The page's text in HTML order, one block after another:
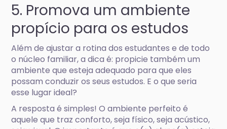
5. Promova um ambiente
propício para os estudos
Além de ajustar a rotina dos estudantes e de todo
o núcleo familiar, a dica é: propicie também um
ambiente que esteja adequado para que eles
possam conduzir os seus estudos. E o que seria
esse lugar ideal?
A resposta é simples! O ambiente perfeito é
aquele que traz conforto, seja físico, seja acústico,